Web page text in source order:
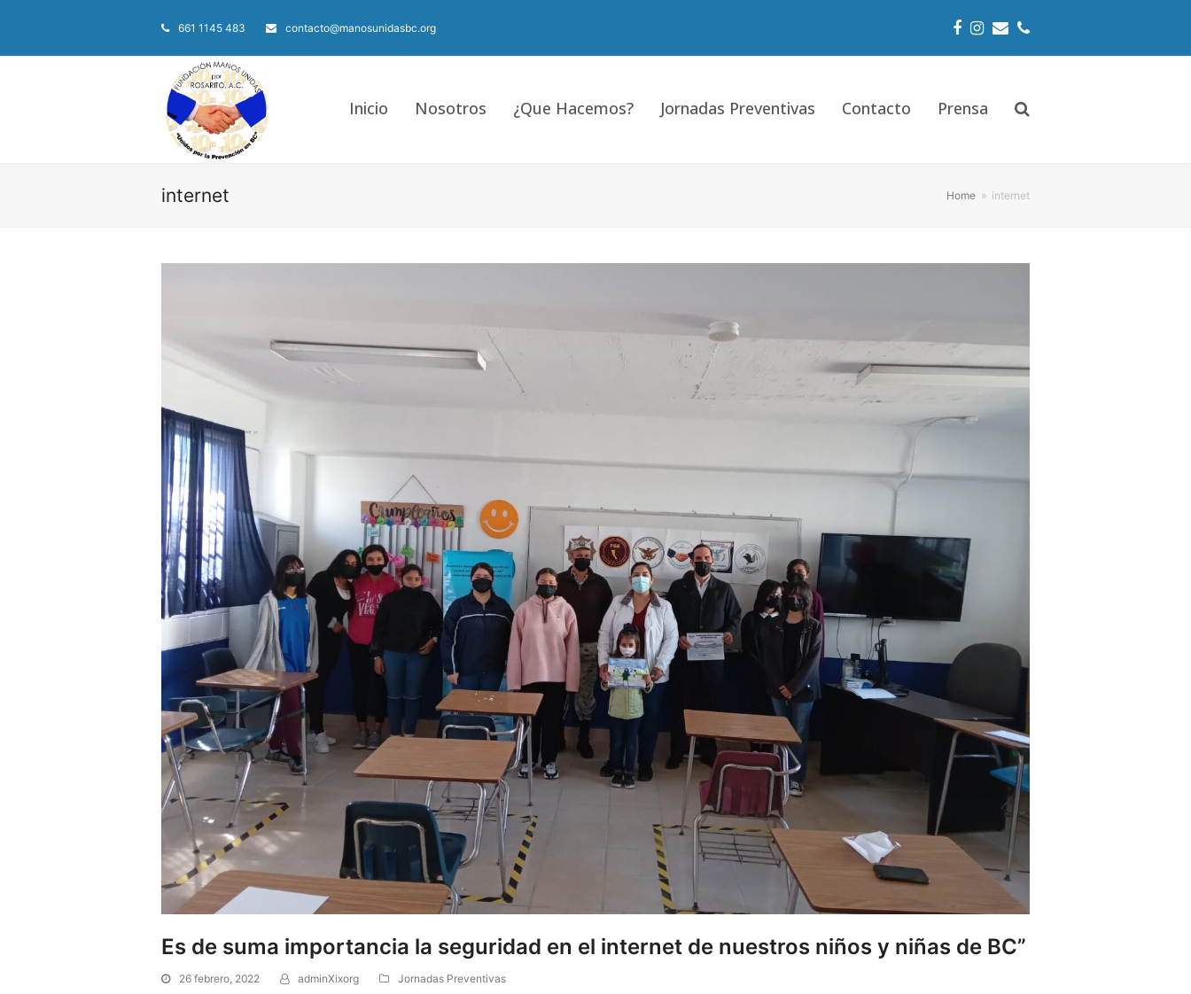
661 1145 483 contacto@manosunidasbc.org Facebook
Instagram
EmailPhone
Inicio Nosotros ¿Que Hacemos? Jornadas Preventivas Contacto Prensa
internet Home » internet
Es de suma importancia la seguridad en el internet de nuestros niños y niñas de BC”
26 febrero, 2022 adminXixorg Jornadas Preventivas